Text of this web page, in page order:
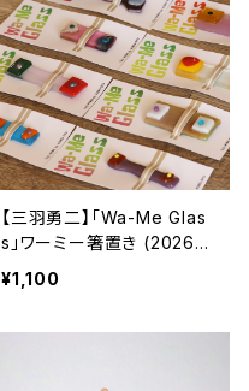
【三羽勇二】「Wa-Me Glas
s」ワーミー箸置き (2026
春)
¥1,100